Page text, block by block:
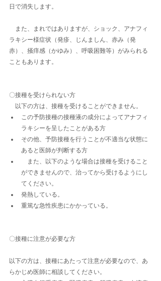
日で消失します。
また、まれではありますが、ショック、アナフィ
ラキシー様症状（発疹、じんましん、赤み（発
赤）、掻痒感（かゆみ）、呼吸困難等）がみられる
こともあります。
〇接種を受けられない方
以下の方は、接種を受けることができません。
この予防接種の接種液の成分によってアナフィ
ラキシーを呈したことがある方
その他、予防接種を行うことが不適当な状態に
あると医師が判断する方
また、以下のような場合は接種を受けること
ができませんので、治ってから受けるようにし
てください。​
発熱している。​
重篤な急性疾患にかかっている。
〇接種に注意が必要な方
以下の方は、接種にあたって注意が必要なので、あ
らかじめ医師に相談してください。